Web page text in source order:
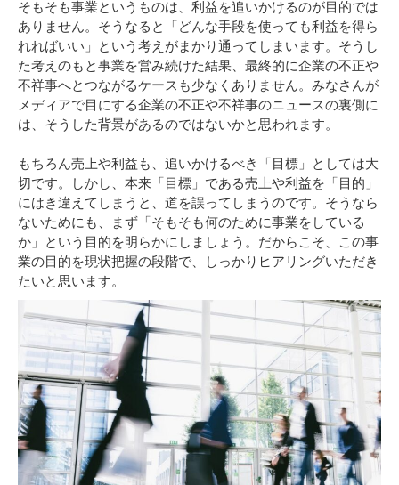
そもそも事業というものは、利益を追いかけるのが目的では
ありません。そうなると「どんな手段を使っても利益を得ら
れればいい」という考えがまかり通ってしまいます。そうし
た考えのもと事業を営み続けた結果、最終的に企業の不正や
不祥事へとつながるケースも少なくありません。みなさんが
メディアで目にする企業の不正や不祥事のニュースの裏側に
は、そうした背景があるのではないかと思われます。
もちろん売上や利益も、追いかけるべき「目標」としては大
切です。しかし、本来「目標」である売上や利益を「目的」
にはき違えてしまうと、道を誤ってしまうのです。そうなら
ないためにも、まず「そもそも何のために事業をしている
か」という目的を明らかにしましょう。だからこそ、この事
業の目的を現状把握の段階で、しっかりヒアリングいただき
たいと思います。